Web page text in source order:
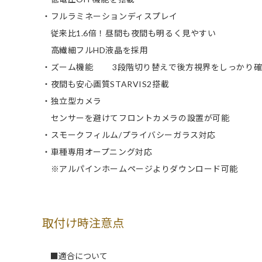
・フルラミネーションディスプレイ
従来比1.6倍！昼間も夜間も明るく見やすい
高繊細フルHD液晶を採用
・ズーム機能 3段階切り替えで後方視界をしっかり
・夜間も安心画質STARVIS2搭載
・独立型カメラ
センサーを避けてフロントカメラの設置が可能
・スモークフィルム/プライバシーガラス対応
・車種専用オープニング対応
※アルパインホームページよりダウンロード可能
取付け時注意点
■適合について